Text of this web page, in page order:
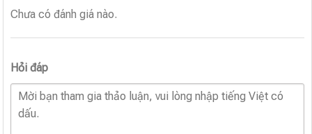
Chưa có đánh giá nào.
Hỏi đáp